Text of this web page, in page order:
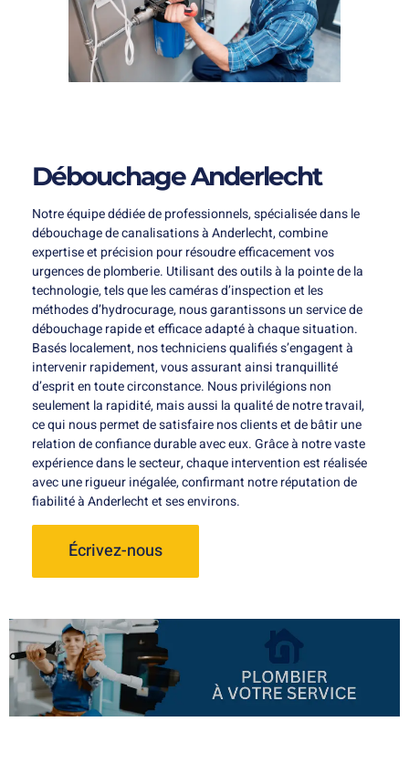
Débouchage Anderlecht
Notre équipe dédiée de professionnels, spécialisée dans le
débouchage de canalisations à Anderlecht, combine
expertise et précision pour résoudre efficacement vos
urgences de plomberie. Utilisant des outils à la pointe de la
technologie, tels que les caméras d’inspection et les
méthodes d’hydrocurage, nous garantissons un service de
débouchage rapide et efficace adapté à chaque situation.
Basés localement, nos techniciens qualifiés s’engagent à
intervenir rapidement, vous assurant ainsi tranquillité
d’esprit en toute circonstance. Nous privilégions non
seulement la rapidité, mais aussi la qualité de notre travail,
ce qui nous permet de satisfaire nos clients et de bâtir une
relation de confiance durable avec eux. Grâce à notre vaste
expérience dans le secteur, chaque intervention est réalisée
avec une rigueur inégalée, confirmant notre réputation de
fiabilité à Anderlecht et ses environs.
Écrivez-nous